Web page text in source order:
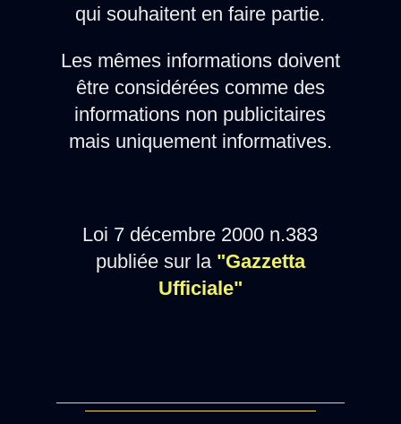
qui souhaitent en faire partie.
Les mêmes informations doivent
être considérées comme des
informations non publicitaires
mais uniquement informatives.
Loi 7 décembre 2000 n.383
publiée sur la "Gazzetta
Ufficiale"